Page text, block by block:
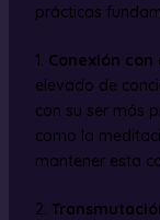
prácticas
1. Conexión con
elevado de
con su ser más
como la
mantener esta
2.